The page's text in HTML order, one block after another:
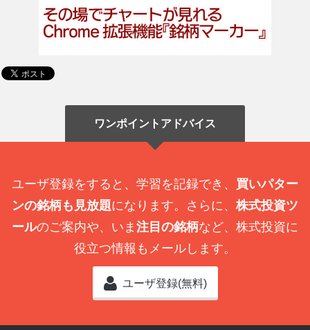
ワンポイントアドバイス
ユーザ登録をすると、学習を記録でき、 買いパター
ンの銘柄も見放題になります。さらに、 株式投資ツ
ールのご案内や、いま 注目の銘柄など、株式投資に
役立つ情報もメールします。
ユーザ登録(無料)